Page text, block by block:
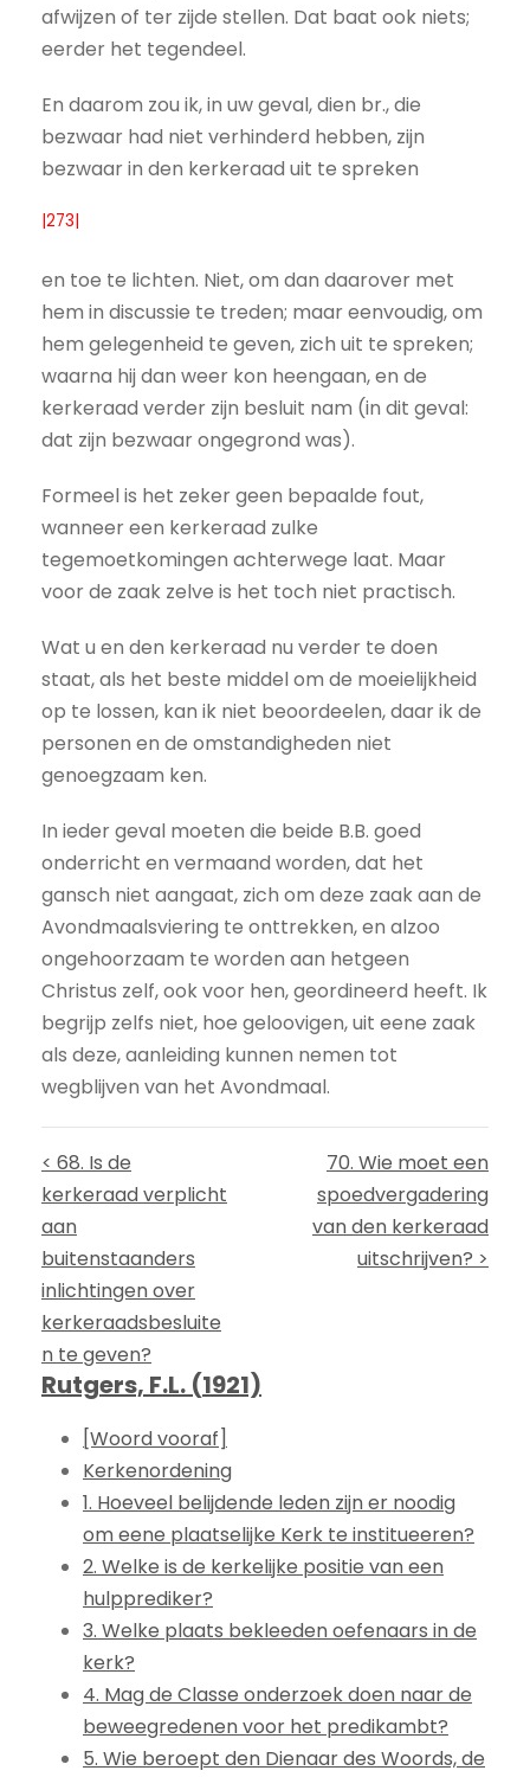
afwijzen of ter zijde stellen. Dat baat ook niets;
eerder het tegendeel.
En daarom zou ik, in uw geval, dien br., die
bezwaar had niet verhinderd hebben, zijn
bezwaar in den kerkeraad uit te spreken
|273|
en toe te lichten. Niet, om dan daarover met
hem in discussie te treden; maar eenvoudig, om
hem gelegenheid te geven, zich uit te spreken;
waarna hij dan weer kon heengaan, en de
kerkeraad verder zijn besluit nam (in dit geval:
dat zijn bezwaar ongegrond was).
Formeel is het zeker geen bepaalde fout,
wanneer een kerkeraad zulke
tegemoetkomingen achterwege laat. Maar
voor de zaak zelve is het toch niet practisch.
Wat u en den kerkeraad nu verder te doen
staat, als het beste middel om de moeielijkheid
op te lossen, kan ik niet beoordeelen, daar ik de
personen en de omstandigheden niet
genoegzaam ken.
In ieder geval moeten die beide B.B. goed
onderricht en vermaand worden, dat het
gansch niet aangaat, zich om deze zaak aan de
Avondmaalsviering te onttrekken, en alzoo
ongehoorzaam te worden aan hetgeen
Christus zelf, ook voor hen, geordineerd heeft. Ik
begrijp zelfs niet, hoe geloovigen, uit eene zaak
als deze, aanleiding kunnen nemen tot
wegblijven van het Avondmaal.
< 68. Is de
kerkeraad verplicht
aan
buitenstaanders
inlichtingen over
kerkeraadsbesluite
n te geven?
70. Wie moet een
spoedvergadering
van den kerkeraad
uitschrijven? >
Rutgers, F.L. (1921)
[Woord vooraf]
Kerkenordening
1. Hoeveel belijdende leden zijn er noodig
om eene plaatselijke Kerk te institueeren?
2. Welke is de kerkelijke positie van een
hulpprediker?
3. Welke plaats bekleeden oefenaars in de
kerk?
4. Mag de Classe onderzoek doen naar de
beweegredenen voor het predikambt?
5. Wie beroept den Dienaar des Woords, de